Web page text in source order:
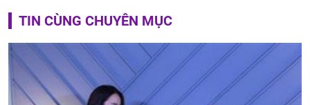
TIN CÙNG CHUYÊN MỤC